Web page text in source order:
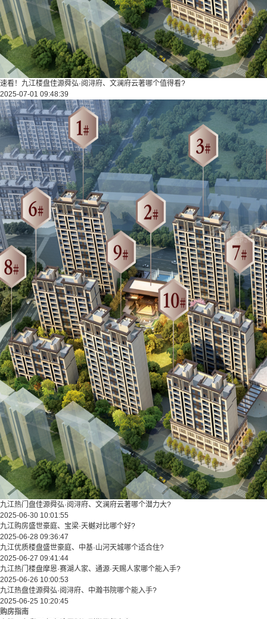
速看！九江楼盘佳源舜弘·阅浔府、文澜府云著哪个值得看?
2025-07-01 09:48:39
九江热门盘佳源舜弘·阅浔府、文澜府云著哪个潜力大?
2025-06-30 10:01:55
九江购房盛世豪庭、宝梁·天樾对比哪个好?
2025-06-28 09:36:47
九江优质楼盘盛世豪庭、中基·山河天城哪个适合住?
2025-06-27 09:41:44
九江热门楼盘摩恩·赛湖人家、通源·天赐人家哪个能入手?
2025-06-26 10:00:53
九江热盘佳源舜弘·阅浔府、中瀚书院哪个能入手?
2025-06-25 10:20:45
购房指南